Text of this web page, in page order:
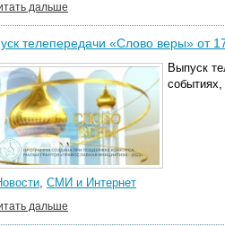
дальше
телепередачи «Слово веры» от
Выпуск
, СМИ и Интернет
дальше